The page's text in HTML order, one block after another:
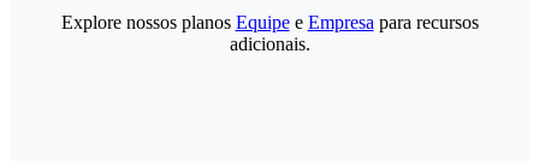
Explore nossos planos Equipee Empresa para recursos
adicionais.